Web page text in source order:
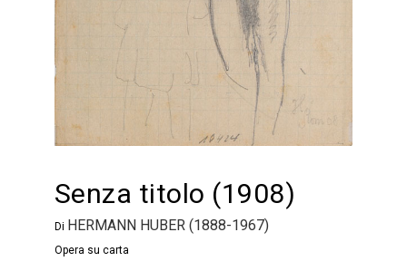
Senza titolo (1908)
Di HERMANN HUBER (1888-1967)
Opera su carta